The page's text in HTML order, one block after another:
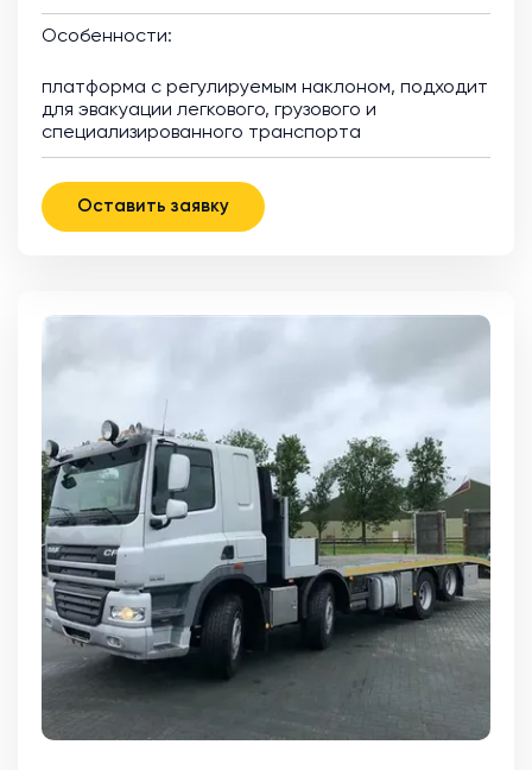
Особенности:
платформа с регулируемым наклоном, подходит
для эвакуации легкового, грузового и
специализированного транспорта
Оставить заявку